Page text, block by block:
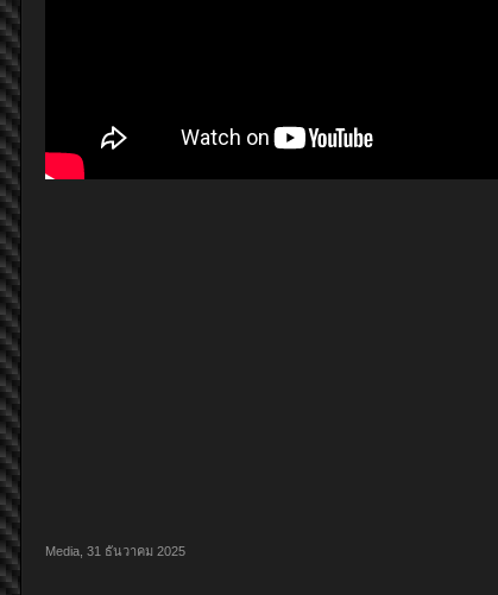
Media 31 ธันวาคม 2025